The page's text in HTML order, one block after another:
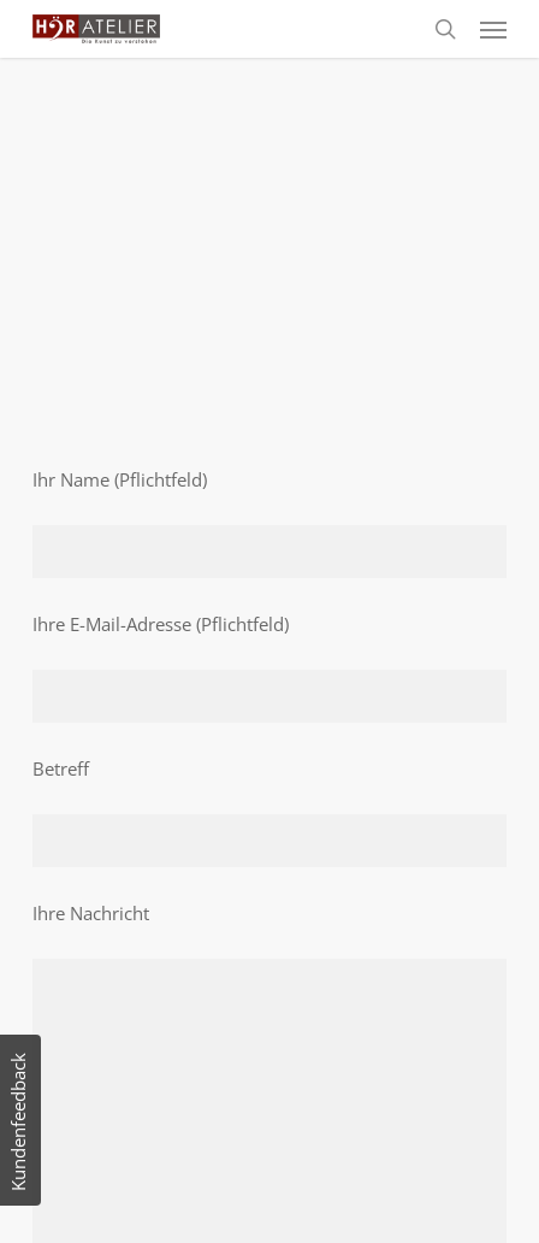
Skip
main
search
Menu
Ihr Name (Pflichtfeld)
Ihre E-Mail-Adresse (Pflichtfeld)
Betreff
Ihre Nachricht
Kundenfeedback